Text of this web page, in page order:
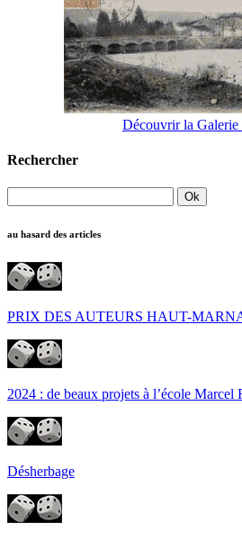
Découvrir la Galerie
Rechercher
au hasard des articles
PRIX DES AUTEURS HAUT-
2024 : de beaux projets à l’école Marcel
Désherbage